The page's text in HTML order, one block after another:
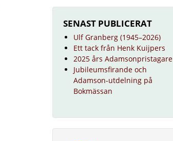
SENAST PUBLICERAT
Ulf Granberg (1945–2026)
Ett tack från Henk Kuijpers
2025 års Adamsonpristagare
Jubileumsfirande och
Adamson-utdelning på
Bokmässan